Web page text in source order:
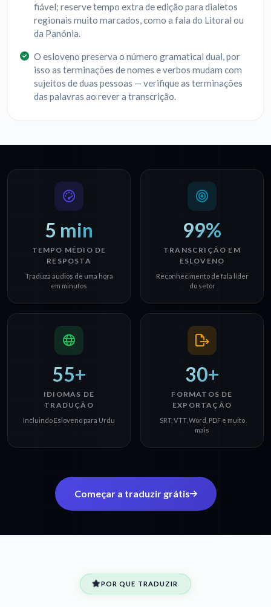
fiável; reserve tempo extra de edição para dialetos
regionais muito marcados, como a fala do Litoral ou
da Panónia.
O esloveno preserva o número gramatical dual, por
isso as terminações de nomes e verbos mudam com
sujeitos de duas pessoas — verifique as terminações
das palavras ao rever a transcrição.
5 min
TEMPO MÉDIO DE
RESPOSTA
Traduza audios de uma hora
em minutos
99%
TRANSCRIÇÃO EM
ESLOVENO
Reconhecimento de fala líder
do setor
55+
IDIOMAS DE
TRADUÇÃO
Incluindo Esloveno para Urdu
30+
FORMATOS DE
EXPORTAÇÃO
SRT, VTT, Word, PDF e muito
mais
Começar a traduzir grátis
POR QUE TRADUZIR